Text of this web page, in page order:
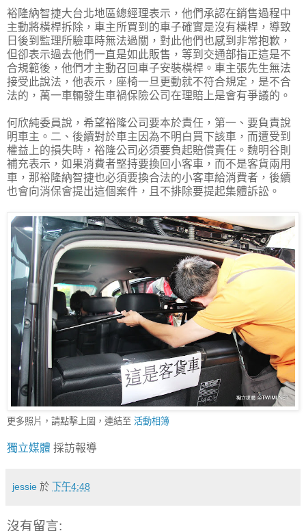
裕隆納智捷大台北地區總經理表示，他們承認在銷售過程中
主動將橫桿拆除，車主所買到的車子確實是沒有橫桿，導致
日後到監理所驗車時無法過關，對此他們也感到非常抱歉，
但卻表示過去他們一直是如此販售，等到交通部指正這是不
合規範後，他們才主動召回車子安裝橫桿。車主張先生無法
接受此說法，他表示，座椅一旦更動就不符合規定，是不合
法的，萬一車輛發生車禍保險公司在理賠上是會有爭議的。
何欣純委員說，希望裕隆公司要本於責任，第一、要負責說
明車主。二、後續對於車主因為不明白買下該車，而遭受到
權益上的損失時，裕隆公司必須要負起賠償責任。魏明谷則
補充表示，如果消費者堅持要換回小客車，而不是客貨兩用
車，那裕隆納智捷也必須要換合法的小客車給消費者，後續
也會向消保會提出這個案件，且不排除要提起集體訴訟。
更多照片，請點擊上圖，連結至 活動相簿
獨立媒體 採訪報導
jessie 於 下午4:48
沒有留言: